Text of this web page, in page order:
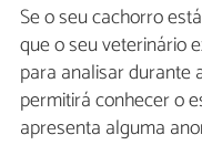
Se o seu cachorro
que o seu veterinário
para analisar durante
permitirá conhecer o
apresenta alguma